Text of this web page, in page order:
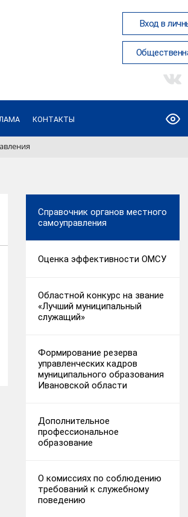
Вход в
КОНТАКТЫ
Справочник органов местного
самоуправления
Оценка эффективности ОМСУ
Областной конкурс на звание
«Лучший муниципальный
служащий»
Формирование резерва
управленческих кадров
муниципального образования
Ивановской области
Дополнительное
профессиональное
образование
О комиссиях по соблюдению
требований к служебному
поведению